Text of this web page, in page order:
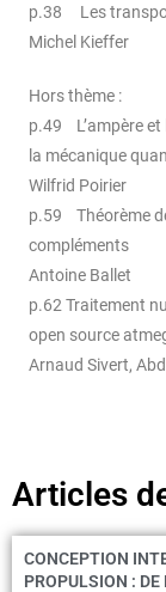
p.38 Les
Michel Kieffer
Hors thème :
p.49 L’ampère et
la mécanique
Wilfrid Poirier
p.59 Théorème
compléments
Antoine Ballet
p.62 Traitement
open source
Arnaud Sivert,
Articles
CONCEPTION
PROPULSION : DE